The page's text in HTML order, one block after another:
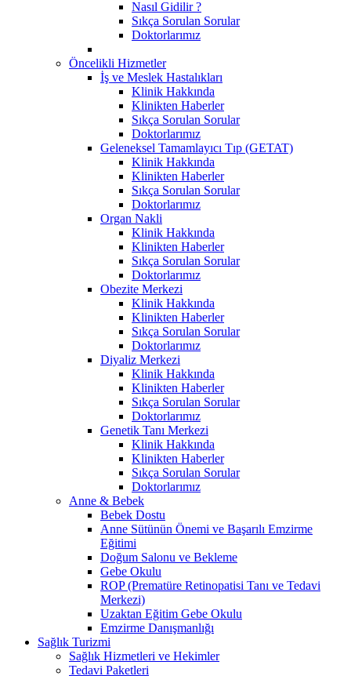
Nasıl Gidilir ?
Sıkça Sorulan Sorular
Doktorlarımız
Öncelikli Hizmetler
İş ve Meslek Hastalıkları
Klinik Hakkında
Klinikten Haberler
Sıkça Sorulan Sorular
Doktorlarımız
Geleneksel Tamamlayıcı Tıp (GETAT)
Klinik Hakkında
Klinikten Haberler
Sıkça Sorulan Sorular
Doktorlarımız
Organ Nakli
Klinik Hakkında
Klinikten Haberler
Sıkça Sorulan Sorular
Doktorlarımız
Obezite Merkezi
Klinik Hakkında
Klinikten Haberler
Sıkça Sorulan Sorular
Doktorlarımız
Diyaliz Merkezi
Klinik Hakkında
Klinikten Haberler
Sıkça Sorulan Sorular
Doktorlarımız
Genetik Tanı Merkezi
Klinik Hakkında
Klinikten Haberler
Sıkça Sorulan Sorular
Doktorlarımız
Anne & Bebek
Bebek Dostu
Anne Sütünün Önemi ve Başarılı Emzirme
Eğitimi
Doğum Salonu ve Bekleme
Gebe Okulu
ROP (Prematüre Retinopatisi Tanı ve Tedavi
Merkezi)
Uzaktan Eğitim Gebe Okulu
Emzirme Danışmanlığı
Sağlık Turizmi
Sağlık Hizmetleri ve Hekimler
Tedavi Paketleri